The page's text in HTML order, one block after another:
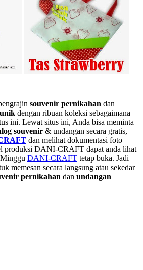
souvenir pernikahan dan
dengan ribuan koleksi sebagaimana
ini. Lewat situs ini, Anda bisa meminta
souvenir & undangan secara gratis,
dan melihat dokumentasi foto
produksi DANI-CRAFT dapat anda lihat
DANI-CRAFT tetap buka. Jadi
memesan secara langsung atau sekedar
pernikahan dan undangan